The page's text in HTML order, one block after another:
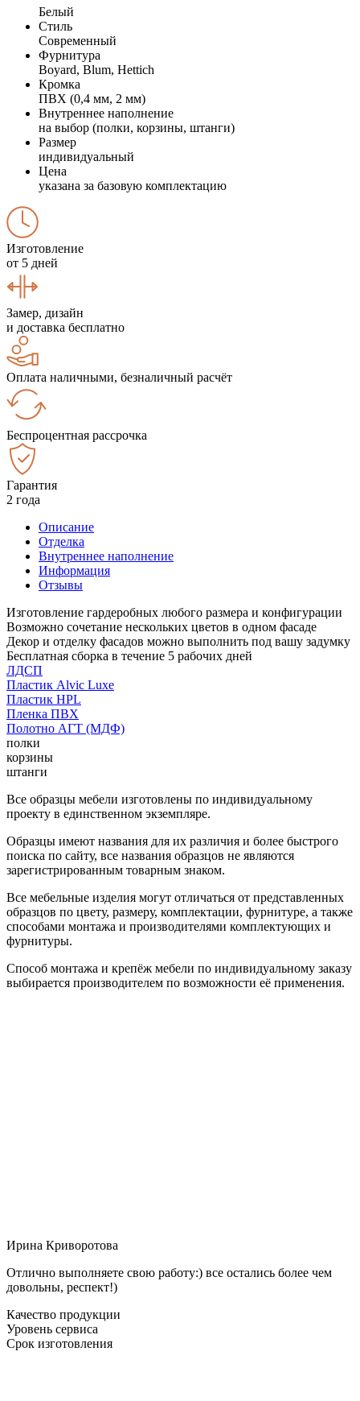
Белый
Стиль
Современный
Фурнитура
Boyard, Blum, Hettich
Кромка
ПВХ (0,4 мм, 2 мм)
Внутреннее наполнение
на выбор (полки, корзины, штанги)
Размер
индивидуальный
Цена
указана за базовую комплектацию
Изготовление
от 5 дней
Замер, дизайн
и доставка бесплатно
Оплата наличными, безналичный расчёт
Беспроцентная рассрочка
Гарантия
2 года
Описание
Отделка
Внутреннее наполнение
Информация
Отзывы
Изготовление гардеробных любого размера и конфигурации
Возможно сочетание нескольких цветов в одном фасаде
Декор и отделку фасадов можно выполнить под вашу задумку
Бесплатная сборка в течение 5 рабочих дней
ЛДСП
Пластик Alvic Luxe
Пластик HPL
Пленка ПВХ
Полотно АГТ (МДФ)
полки
корзины
штанги
Все образцы мебели изготовлены по индивидуальному
проекту в единственном экземпляре.
Образцы имеют названия для их различия и более быстрого
поиска по сайту, все названия образцов не являются
зарегистрированным товарным знаком.
Все мебельные изделия могут отличаться от представленных
образцов по цвету, размеру, комплектации, фурнитуре, а также
способами монтажа и производителями комплектующих и
фурнитуры.
Способ монтажа и крепёж мебели по индивидуальному заказу
выбирается производителем по возможности её применения.
Ирина Криворотова
Отлично выполняете свою работу:) все остались более чем
довольны, респект!)
Качество продукции
Уровень сервиса
Срок изготовления